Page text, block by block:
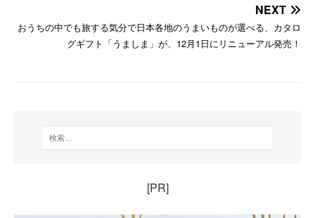
NEXT
おうちの中でも旅する気分で日本各地のうまいものが選べる、カタロ
グギフト「うましま」が、12月1日にリニューアル発売！
[PR]